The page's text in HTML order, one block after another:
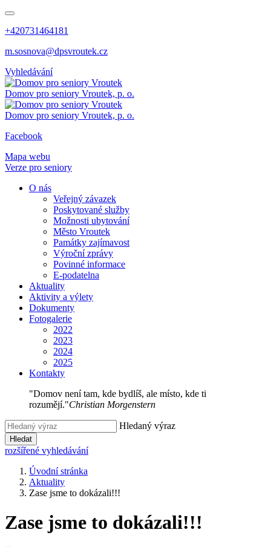
+420731464181
m.sosnova@dpsvroutek.cz
Vyhledávání
Domov pro seniory Vroutek, p. o.
Domov pro seniory Vroutek, p. o.
Facebook
Mapa webu
Verze pro seniory
O nás
Veřejný závazek
Poskytované služby
Možnosti ubytování
Město Vroutek
Památky zajímavost
Výroční zprávy
Povinné informace
E-podatelna
Aktuality
Aktivity a výlety
Dokumenty
Fotogalerie
2022
2023
2024
2025
Kontakty
"Domov není tam, kde bydlíš, ale místo, kde ti
rozumějí."Christian Morgenstern
Hledaný výraz
Hledat
rozšířené vyhledávání
Úvodní stránka
Aktuality
Zase jsme to dokázali!!!
Zase jsme to dokázali!!!